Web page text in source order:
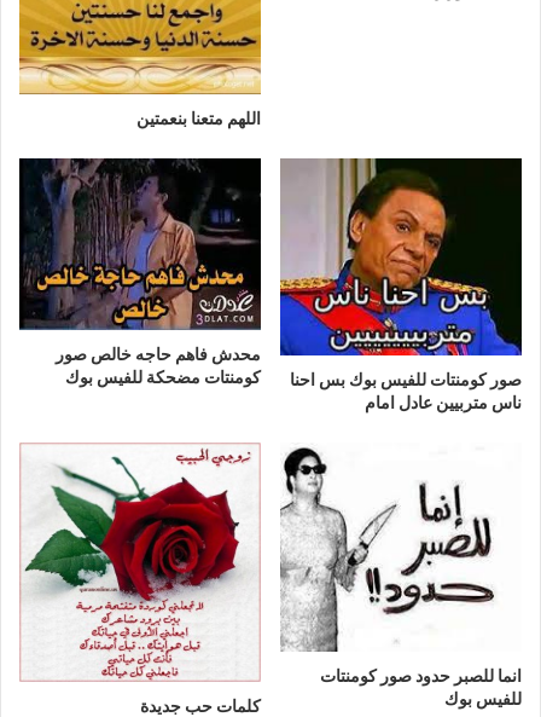
اللهم متعنا بنعمتين
صور كومنتات للفيس بوك بس احنا
ناس متربيين عادل امام
محدش فاهم حاجه خالص صور
كومنتات مضحكة للفيس بوك
انما للصبر حدود صور كومنتات
للفيس بوك
كلمات حب جديدة